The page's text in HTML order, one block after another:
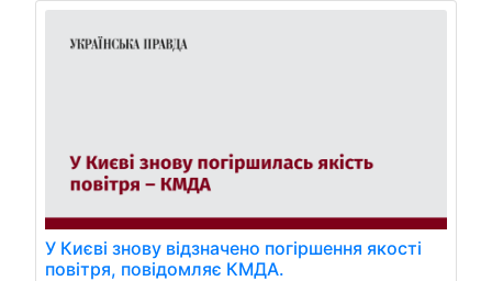
У Києві знову відзначено погіршення якості
повітря, повідомляє КМДА.